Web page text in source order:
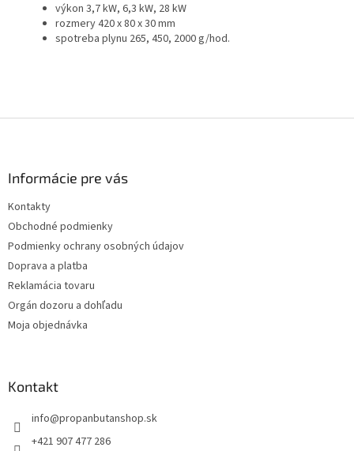
výkon 3,7 kW, 6,3 kW, 28 kW
rozmery 420 x 80 x 30 mm
spotreba plynu 265, 450, 2000 g/hod.
Informácie pre vás
Kontakty
Obchodné podmienky
Podmienky ochrany osobných údajov
Doprava a platba
Reklamácia tovaru
Orgán dozoru a dohľadu
Moja objednávka
Kontakt
info@propanbutanshop.sk
+421 907 477 286